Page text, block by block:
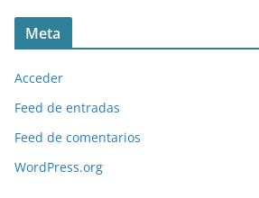
Meta
Acceder
Feed de entradas
Feed de comentarios
WordPress.org